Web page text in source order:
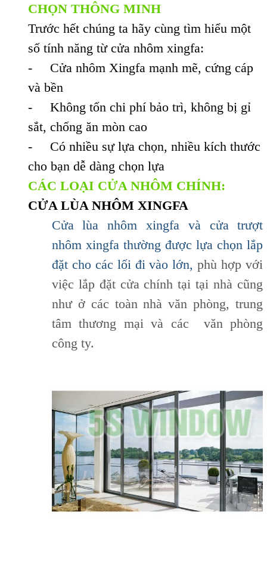
CHỌN THÔNG MINH
Trước hết chúng ta hãy cùng tìm hiểu một
số tính năng từ cửa nhôm xingfa:
- Cửa nhôm Xingfa mạnh mẽ, cứng cáp
và bền
- Không tốn chi phí bảo trì, không bị gỉ
sắt, chống ăn mòn cao
- Có nhiều sự lựa chọn, nhiều kích thước
cho bạn dễ dàng chọn lựa
CÁC LOẠI CỬA NHÔM CHÍNH:
CỬA LÙA NHÔM XINGFA
Cửa lùa nhôm xingfa và cửa trượt
nhôm xingfa thường được lựa chọn lắp
đặt cho các lối đi vào lớn,phù hợp với
việc lắp đặt cửa chính tại tại nhà cũng
như ở các toàn nhà văn phòng, trung
tâm thương mại và các văn phòng
công ty.